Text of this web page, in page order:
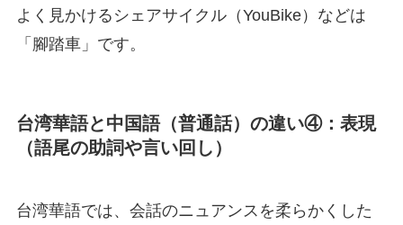
よく見かけるシェアサイクル（YouBike）などは
「腳踏車」です。
台湾華語と中国語（普通話）の違い④：表現
（語尾の助詞や言い回し）
台湾華語では、会話のニュアンスを柔らかくした